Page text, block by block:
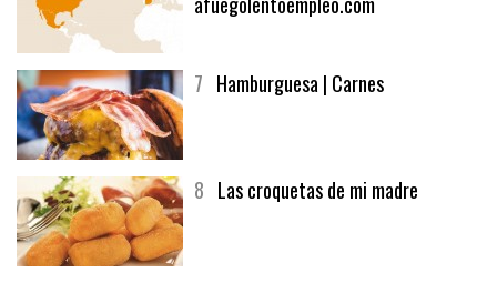
7 Hamburguesa | Carnes
8 Las croquetas de mi madre